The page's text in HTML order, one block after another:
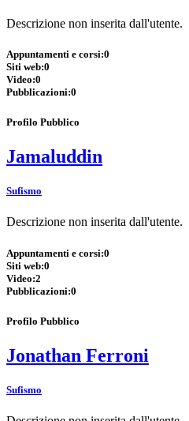
Descrizione non inserita dall'utente.
Appuntamenti e corsi:0
Siti web:0
Video:0
Pubblicazioni:0
Profilo Pubblico
Jamaluddin
Sufismo
Descrizione non inserita dall'utente.
Appuntamenti e corsi:0
Siti web:0
Video:2
Pubblicazioni:0
Profilo Pubblico
Jonathan Ferroni
Sufismo